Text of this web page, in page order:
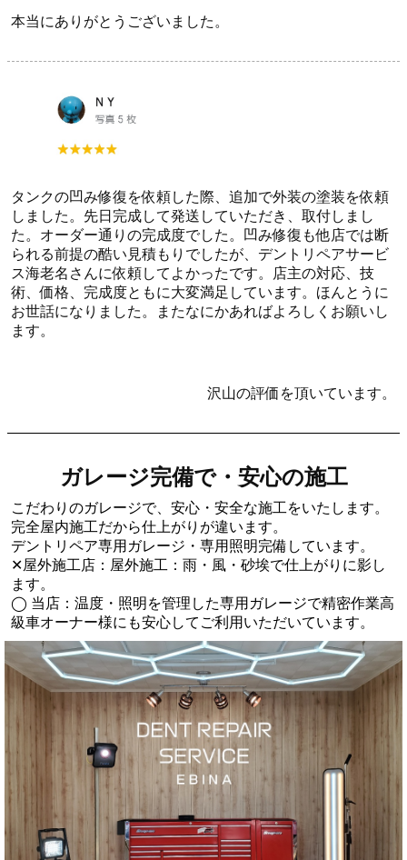
本当にありがとうございました。
タンクの凹み修復を依頼した際、追加で外装の塗装を依頼
しました。先日完成して発送していただき、取付しまし
た。オーダー通りの完成度でした。凹み修復も他店では断
られる前提の酷い見積もりでしたが、デントリペアサービ
ス海老名さんに依頼してよかったです。店主の対応、技
術、価格、完成度ともに大変満足しています。ほんとうに
お世話になりました。またなにかあればよろしくお願いし
ます。
沢山の評価を頂いています。
ガレージ完備で・安心の施工
こだわりのガレージで、安心・安全な施工をいたします。
完全屋内施工だから仕上がりが違います。
デントリペア専用ガレージ・専用照明完備しています。
✕屋外施工店：屋外施工：雨・風・砂埃で仕上がりに影し
ます。
◯ 当店：温度・照明を管理した専用ガレージで精密作業高
級車オーナー様にも安心してご利用いただいています。